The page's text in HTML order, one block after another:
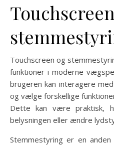
Touchscreen og
funktioner i moderne
brugeren kan interagere
og vælge forskellige
Dette kan være praktisk,
belysningen eller ændre
Stemmestyring er en